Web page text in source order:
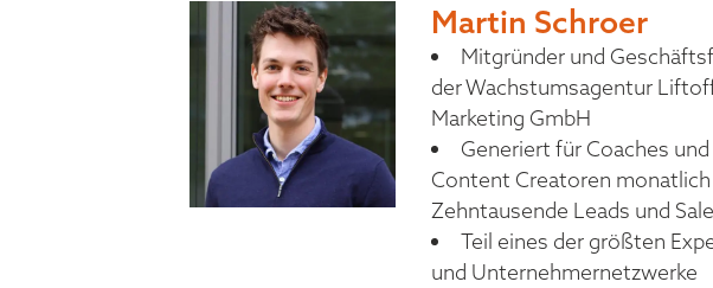
Martin Schroer
Mitgründer und
der Wachstumsagentur
Marketing GmbH
Generiert für Coaches und
Content Creatoren monatlich
Zehntausende Leads und
Teil eines der größten
und Unternehmernetzwerke